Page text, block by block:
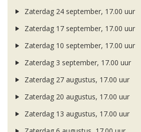
Zaterdag 24 september, 17.00 uur
Zaterdag 17 september, 17.00 uur
Zaterdag 10 september, 17.00 uur
Zaterdag 3 september, 17.00 uur
Zaterdag 27 augustus, 17.00 uur
Zaterdag 20 augustus, 17.00 uur
Zaterdag 13 augustus, 17.00 uur